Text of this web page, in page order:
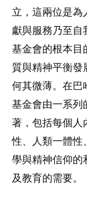
立，這兩位是為
獻與服務乃至自
基金會的根本目
質與精神平衡發
何其微薄。在巴
基金會由一系列
著，包括每個人
性、人類一體性
學與精神信仰的
及教育的需要。